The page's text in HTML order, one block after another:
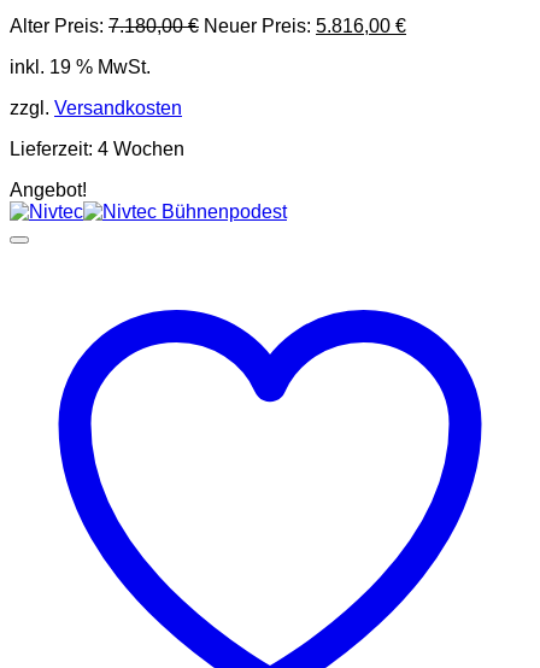
Alter Preis: 7.180,00€ Ursprünglicher
Neuer Preis: 5.816,00 €Aktueller
inkl. 19 % MwSt.
zzgl. Versandkosten
Lieferzeit: 4 Wochen
Angebot!